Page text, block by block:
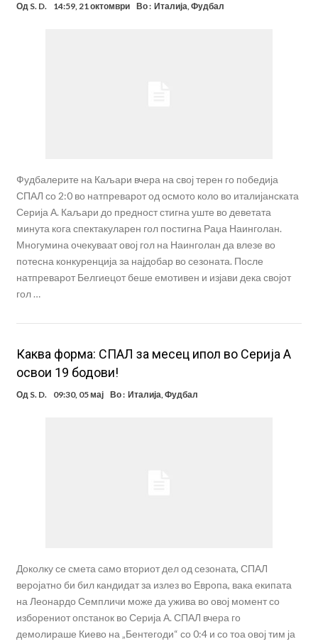
Од S. D. 14:59, 21 октомври Во : Италија,Фудбал
Фудбалерите на Каљари вчера на свој терен го победија
СПАЛ со 2:0 во натпреварот од осмото коло во италијанската
Серија А. Каљари до предност стигна уште во деветата
минута кога спектакуларен гол постигна Раџа Наинголан.
Многумина очекуваат овој гол на Наинголан да влезе во
потесна конкуренција за најдобар во сезоната. После
натпреварот Белгиецот беше емотивен и изјави дека својот
гол …
Каква форма: СПАЛ за месец ипол во Серија А
освои 19 бодови!
Од S. D. 09:30, 05 мај Во : Италија,Фудбал
Доколку се смета само вториот дел од сезоната, СПАЛ
веројатно би бил кандидат за излез во Европа, вака екипата
на Леонардо Семпличи може да ужива во овој момент со
изборениот опстанок во Серија А. СПАЛ вчера го
демолираше Киево на „Бентегоди“ со 0:4 и со тоа овој тим ја